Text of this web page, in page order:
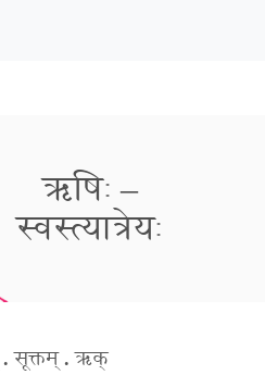
ऋषिः –
स्वस्त्यात्रेयः
. सूक्तम् . ऋक्